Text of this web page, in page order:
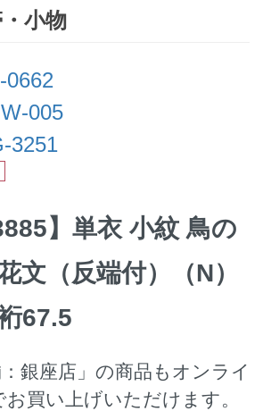
小物
0662
W-005
3251
】単衣 小紋 鳥の
文（反端付）（N）
67.5
銀座店」の商品もオンライ
買い上げいただけます。